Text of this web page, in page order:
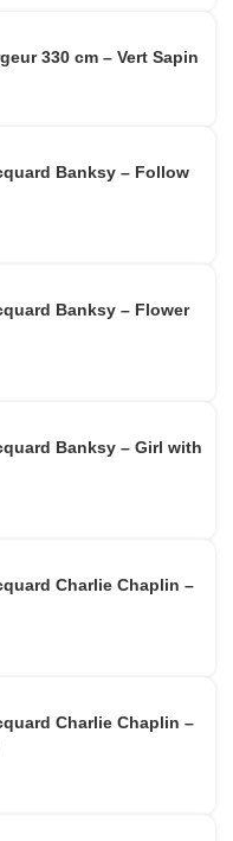
330 cm – Vert Sapin
Banksy – Follow
Banksy – Flower
Banksy – Girl with
Charlie Chaplin –
Charlie Chaplin –